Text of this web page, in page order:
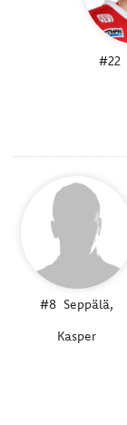
#22
#8 Seppälä,
Kasper